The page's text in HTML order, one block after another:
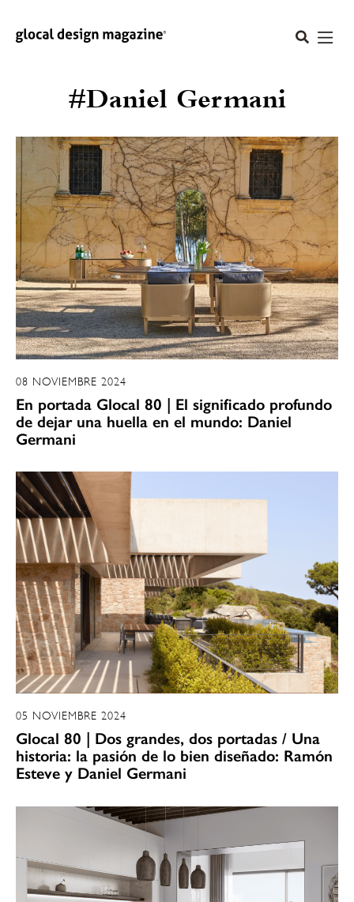
#Daniel Germani
08 NOVIEMBRE 2024
En portada Glocal 80 | El significado profundo
de dejar una huella en el mundo: Daniel
Germani
05 NOVIEMBRE 2024
Glocal 80 | Dos grandes, dos portadas / Una
historia: la pasión de lo bien diseñado: Ramón
Esteve y Daniel Germani